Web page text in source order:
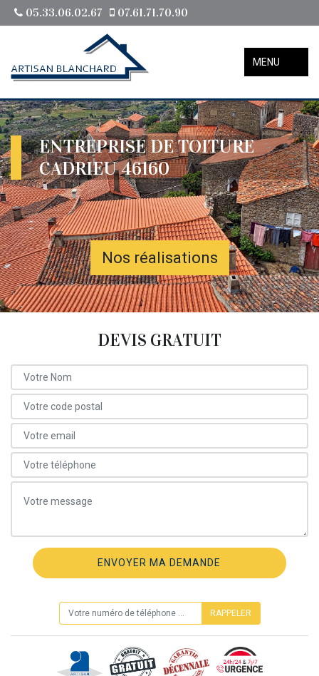
05.33.06.02.67 07.61.71.70.90
MENU
ENTREPRISE DE TOITURE
CADRIEU 46160
Nos réalisations
DEVIS GRATUIT